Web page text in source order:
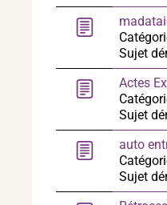
Sujet
Actes
Sujet
auto
Sujet